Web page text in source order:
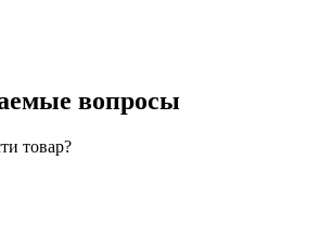
вопросы
товар?